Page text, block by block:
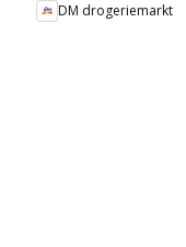
DM drogeriemarkt